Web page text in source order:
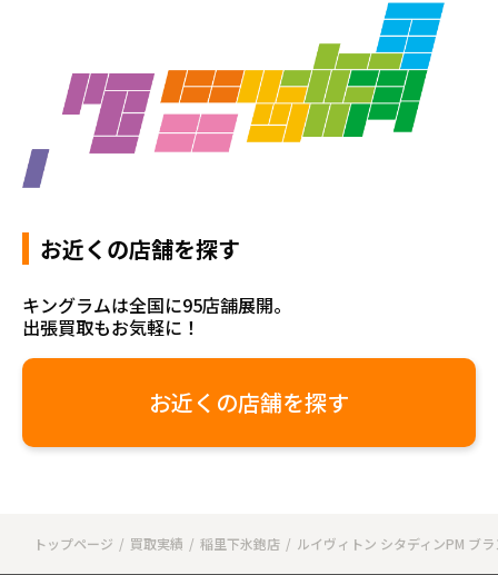
お近くの店舗を探す
キングラムは全国に95店舗展開。
出張買取もお気軽に！
お近くの店舗を探す
トップページ 買取実績 稲里下氷鉋店 ルイヴィトン シタディンPM ブ